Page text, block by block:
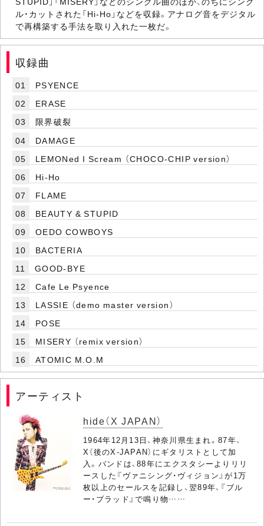
ル・カットされた「Hi-Ho」などを収録。アナログ音をデジタル
で再構築する手法を取り入れた一枚だ。
収録曲
01
PSYENCE
02
ERASE
03
限界破裂
04
DAMAGE
05
LEMONed I Scream （CHOCO-CHIP version）
06
Hi-Ho
07
FLAME
08
BEAUTY & STUPID
09
OEDO COWBOYS
10
BACTERIA
11
GOOD-BYE
12
Cafe Le Psyence
13
LASSIE （demo master version）
14
POSE
15
MISERY （remix version）
16
ATOMIC M.O.M
アーティスト
hide（X JAPAN）
1964年12月13日、神奈川県生まれ。87年、
X（後のX-JAPAN）にギタリストとして加
入。バンドは、88年にエクスタシーよりリリ
ースした『ヴァニシング・ヴィジョン』が1万
枚以上のセールスを記録し、翌89年、『ブル
ー・ブラッド』で鳴り物……